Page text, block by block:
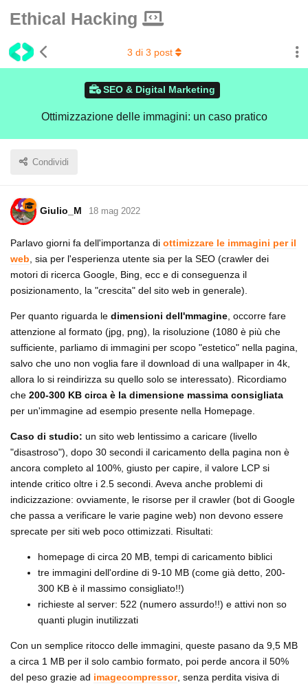
Ethical Hacking
SEO & Digital Marketing
Ottimizzazione delle immagini: un caso pratico
Condividi
3 di 3 post
Giulio_M 18 mag 2022
Parlavo giorni fa dell'importanza di ottimizzare le immagini per il
web , sia per l'esperienza utente sia per la SEO (crawler dei
motori di ricerca Google, Bing, ecc e di conseguenza il
posizionamento, la "crescita" del sito web in generale).
Per quanto riguarda le dimensioni dell'mmagine , occorre fare
attenzione al formato (jpg, png), la risoluzione (1080 è più che
sufficiente, parliamo di immagini per scopo "estetico" nella pagina,
salvo che uno non voglia fare il download di una wallpaper in 4k,
allora lo si reindirizza su quello solo se interessato). Ricordiamo
che 200-300 KB circa è la dimensione massima consigliata
per un'immagine ad esempio presente nella Homepage.
Caso di studio: un sito web lentissimo a caricare (livello
"disastroso"), dopo 30 secondi il caricamento della pagina non è
ancora completo al 100%, giusto per capire, il valore LCP si
intende critico oltre i 2.5 secondi. Aveva anche problemi di
indicizzazione: ovviamente, le risorse per il crawler (bot di Google
che passa a verificare le varie pagine web) non devono essere
sprecate per siti web poco ottimizzati. Risultati:
homepage di circa 20 MB, tempi di caricamento biblici
tre immagini dell'ordine di 9-10 MB (come già detto, 200-
300 KB è il massimo consigliato!!)
richieste al server: 522 (numero assurdo!!) e attivi non so
quanti plugin inutilizzati
Con un semplice ritocco delle immagini, queste pasano da 9,5 MB
a circa 1 MB per il solo cambio formato, poi perde ancora il 50%
del peso grazie ad imagecompressor, senza perdita visiva di